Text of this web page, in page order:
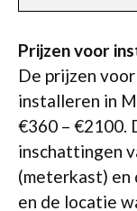
Prijzen voor
De prijzen
installeren in
€360 – €2100.
inschattingen
(meterkast) en
en de locatie